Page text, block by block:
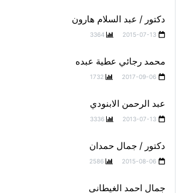
دكتور / عبد السلام هارون
2015-07-13
3364
محمد رجائي عطية عبده
2017-09-06
1732
عبد الرحمن الابنودي
2013-07-13
3336
دكتور / جمال حمدان
2015-08-06
2586
جمال احمد الغيطانى